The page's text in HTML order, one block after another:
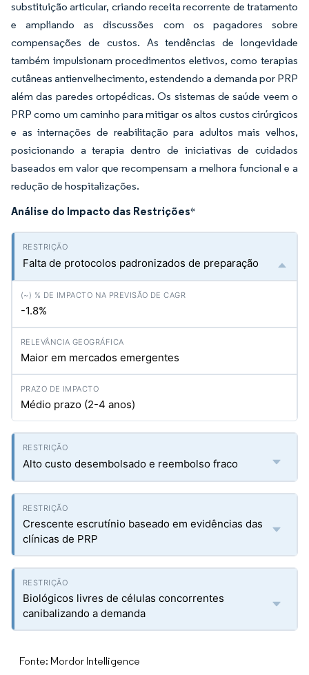
substituição articular, criando receita recorrente de tratamento
e ampliando as discussões com os pagadores sobre
compensações de custos. As tendências de longevidade
também impulsionam procedimentos eletivos, como terapias
cutâneas antienvelhecimento, estendendo a demanda por PRP
além das paredes ortopédicas. Os sistemas de saúde veem o
PRP como um caminho para mitigar os altos custos cirúrgicos
e as internações de reabilitação para adultos mais velhos,
posicionando a terapia dentro de iniciativas de cuidados
baseados em valor que recompensam a melhora funcional e a
redução de hospitalizações.
Análise do Impacto das Restrições*
Falta de protocolos padronizados de preparação
-1.8%
Maior em mercados emergentes
Médio prazo (2-4 anos)
Alto custo desembolsado e reembolso fraco
Crescente escrutínio baseado em evidências das
clínicas de PRP
Biológicos livres de células concorrentes
canibalizando a demanda
Fonte: Mordor Intelligence